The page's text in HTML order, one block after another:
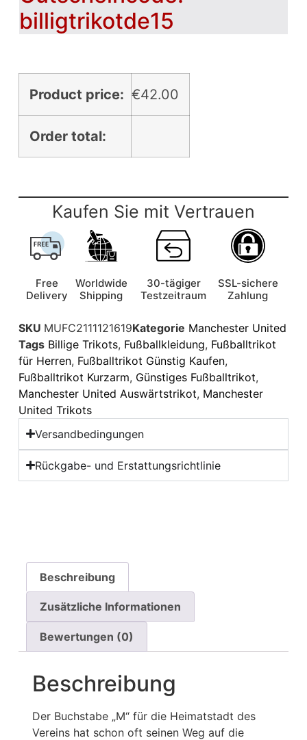
billigtrikotde15
Product price: €42.00
Order total:
Kaufen Sie mit Vertrauen
Free
Delivery
Worldwide
Shipping
30-tägiger
Testzeitraum
SSL-sichere
Zahlung
SKU MUFC2111121619Kategorie Manchester United
Tags Billige Trikots, Fußballkleidung, Fußballtrikot
für Herren, Fußballtrikot Günstig Kaufen,
Fußballtrikot Kurzarm, Günstiges Fußballtrikot,
Manchester United Auswärtstrikot, Manchester
United Trikots
Versandbedingungen
Rückgabe- und Erstattungsrichtlinie
Beschreibung
Zusätzliche Informationen
Bewertungen (0)
Beschreibung
Der Buchstabe „M“ für die Heimatstadt des
Vereins hat schon oft seinen Weg auf die